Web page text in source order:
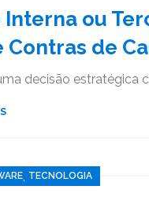
ou
Contras de
decisão estratégica
TECNOLOGIA